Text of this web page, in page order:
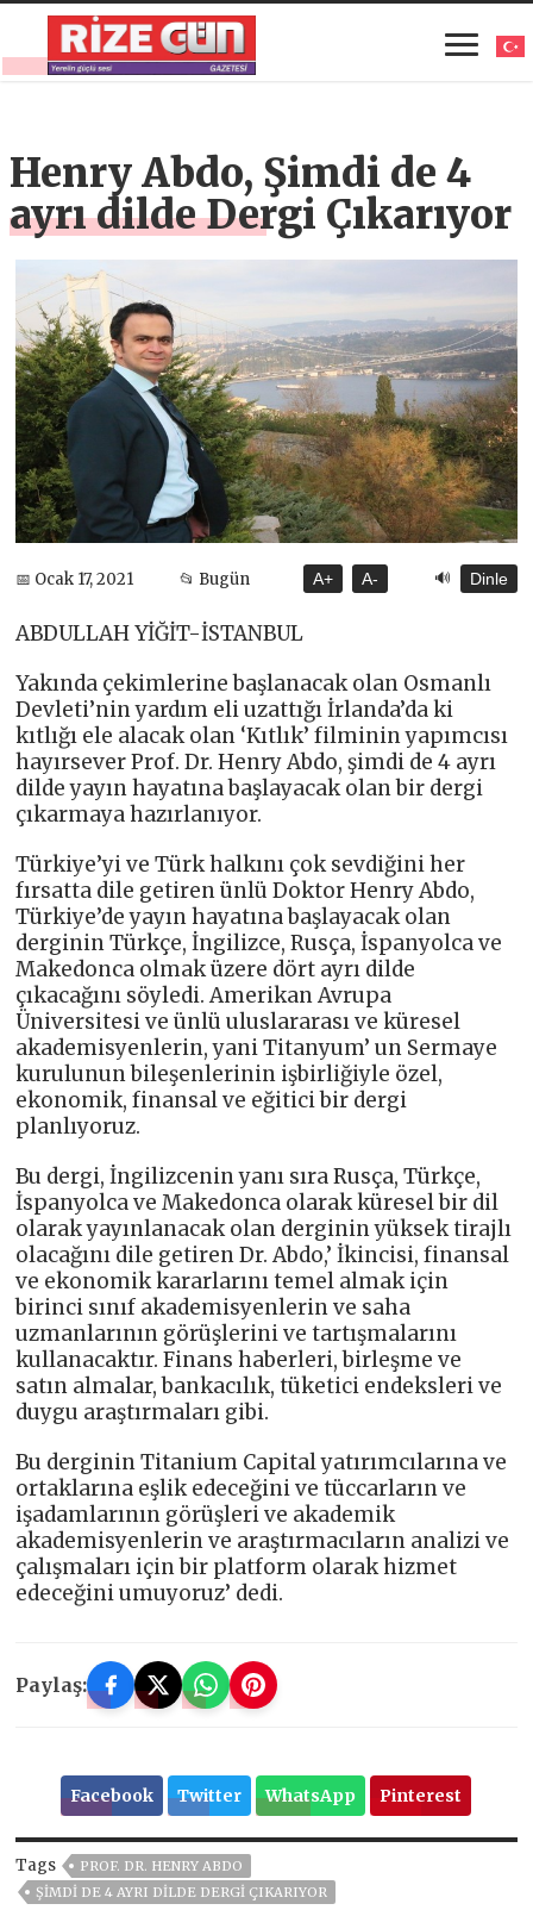
Henry Abdo, Şimdi de 4
ayrı dilde Dergi Çıkarıyor
📅 Ocak 17, 2021 📂 Bugün A+ A- 🔊 Dinle
ABDULLAH YİĞİT-İSTANBUL
Yakında çekimlerine başlanacak olan Osmanlı
Devleti’nin yardım eli uzattığı İrlanda’da ki
kıtlığı ele alacak olan ‘Kıtlık’ filminin yapımcısı
hayırsever Prof. Dr. Henry Abdo, şimdi de 4 ayrı
dilde yayın hayatına başlayacak olan bir dergi
çıkarmaya hazırlanıyor.
Türkiye’yi ve Türk halkını çok sevdiğini her
fırsatta dile getiren ünlü Doktor Henry Abdo,
Türkiye’de yayın hayatına başlayacak olan
derginin Türkçe, İngilizce, Rusça, İspanyolca ve
Makedonca olmak üzere dört ayrı dilde
çıkacağını söyledi. Amerikan Avrupa
Üniversitesi ve ünlü uluslararası ve küresel
akademisyenlerin, yani Titanyum’ un Sermaye
kurulunun bileşenlerinin işbirliğiyle özel,
ekonomik, finansal ve eğitici bir dergi
planlıyoruz.
Bu dergi, İngilizcenin yanı sıra Rusça, Türkçe,
İspanyolca ve Makedonca olarak küresel bir dil
olarak yayınlanacak olan derginin yüksek tirajlı
olacağını dile getiren Dr. Abdo,’ İkincisi, finansal
ve ekonomik kararlarını temel almak için
birinci sınıf akademisyenlerin ve saha
uzmanlarının görüşlerini ve tartışmalarını
kullanacaktır. Finans haberleri, birleşme ve
satın almalar, bankacılık, tüketici endeksleri ve
duygu araştırmaları gibi.
Bu derginin Titanium Capital yatırımcılarına ve
ortaklarına eşlik edeceğini ve tüccarların ve
işadamlarının görüşleri ve akademik
akademisyenlerin ve araştırmacıların analizi ve
çalışmaları için bir platform olarak hizmet
edeceğini umuyoruz’ dedi.
Paylaş:
Facebook Twitter WhatsApp Pinterest
Tags
PROF. DR. HENRY ABDO
ŞIMDI DE 4 AYRI DILDE DERGI ÇIKARIYOR